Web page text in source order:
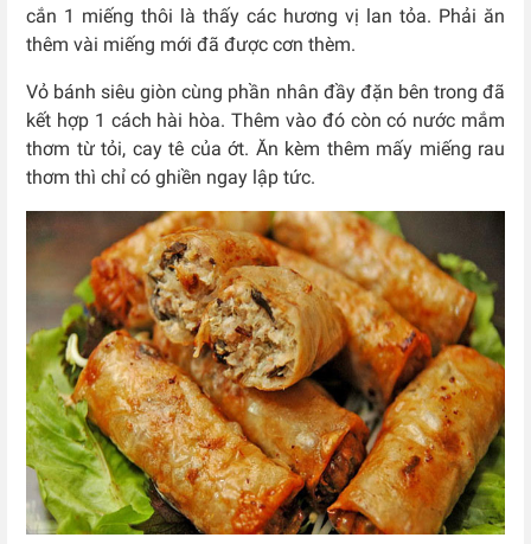
cắn 1 miếng thôi là thấy các hương vị lan tỏa. Phải ăn
thêm vài miếng mới đã được cơn thèm.
Vỏ bánh siêu giòn cùng phần nhân đầy đặn bên trong đã
kết hợp 1 cách hài hòa. Thêm vào đó còn có nước mắm
thơm từ tỏi, cay tê của ớt. Ăn kèm thêm mấy miếng rau
thơm thì chỉ có ghiền ngay lập tức.